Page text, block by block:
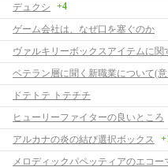
デュクシ
+4
ゲーム会社は、なぜ口を塞ぐのか
ヴァルキリーボックスアイテムに関
ベテラン層に聞く新職業について(
ドテトテ トテチチ
ヒューリーファイターの良いところ
アルカナの炎の結び選択ボックス